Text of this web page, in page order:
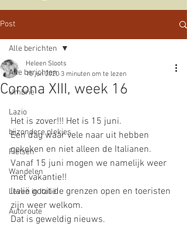
Post
Alle berichten
Umbrie
Lazio
bijzondere plekjes
Fietsen
Wandelen
Leven in Italië
Autoroute
Alle berichten
Corona XIII, week 16
Heleen Sloots
15 jun 2020 3 minuten om te lezen
Het is zover!!! Het is 15 juni.
Een dag waar vele naar uit hebben
gekeken en niet alleen de Italianen.
Vanaf 15 juni mogen we namelijk weer
met vakantie!!
Italië gooit de grenzen open en toeristen
zijn weer welkom.
Dat is geweldig nieuws.